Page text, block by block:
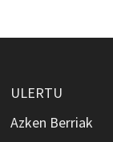
ULERTU
Azken Berriak